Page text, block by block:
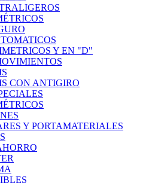
Y EN "D"
CON ANTIGIRO
Y PORTAMATERIALES